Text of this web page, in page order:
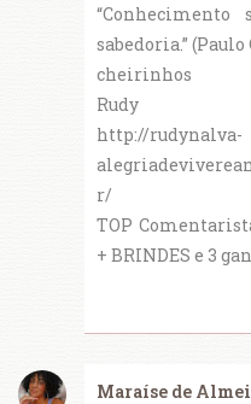
sabedoria.” (Paulo
cheirinhos
Rudy
http://rudynalva-
r/
TOP
+ BRINDES e 3
Maraíse de